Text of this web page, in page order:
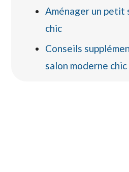
Aménager un petit
chic
Conseils
salon moderne